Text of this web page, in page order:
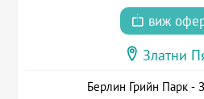
виж
Златни
Берлин Грийн Парк -